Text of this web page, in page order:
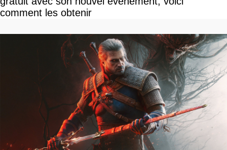
comment les obtenir